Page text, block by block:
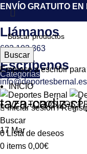
ENVÍO GRATUITO
Llámanos
683 103 363
Escríbenos
info@deportesbernal.es
Iniciar sesión /
Buscar
0Lista de deseos
0 items 0,00€
Categorías
INICIO
VER TODOS LOS
taza-cadiz-
17 Mar
Buscar
Empiece a escribir